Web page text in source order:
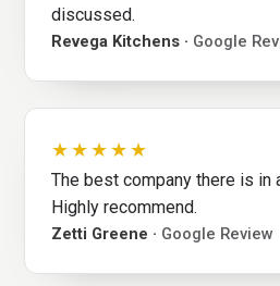
discussed.
Revega Kitchens · Google
★★★★★
The best company there is in
Highly recommend.
Zetti Greene · Google Review